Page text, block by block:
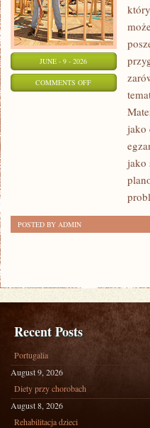
JUNE - 9 - 2026
COMMENTS OFFON
PODSTAWY
MATEMATYKI
jako
jako
POSTED BY ADMIN
Recent Posts
Portugalia
August 9, 2026
Diety przy chorobach
August 8, 2026
Rehabilitacja dzieci